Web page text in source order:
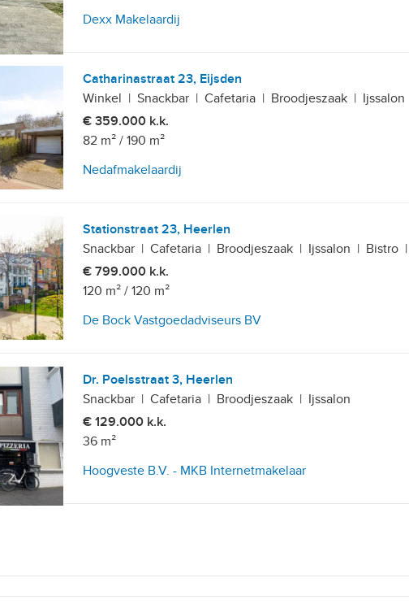
Dexx Makelaardij
Catharinastraat 23, Eijsden
Winkel | Snackbar | Cafetaria | Broodjeszaak | Ijssalon
€ 359.000 k.k.
82 m² / 190 m²
Nedafmakelaardij
Stationstraat 23, Heerlen
Snackbar | Cafetaria | Broodjeszaak | Ijssalon | Bistro |
€ 799.000 k.k.
120 m² / 120 m²
De Bock Vastgoedadviseurs BV
Dr. Poelsstraat 3, Heerlen
Snackbar | Cafetaria | Broodjeszaak | Ijssalon
€ 129.000 k.k.
36 m²
Hoogveste B.V. - MKB Internetmakelaar